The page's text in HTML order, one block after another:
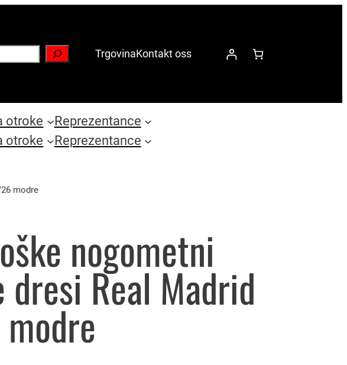
TrgovinaKontakt oss
otroke
Reprezentance
otroke Reprezentance
modre
nogometni
Real Madrid